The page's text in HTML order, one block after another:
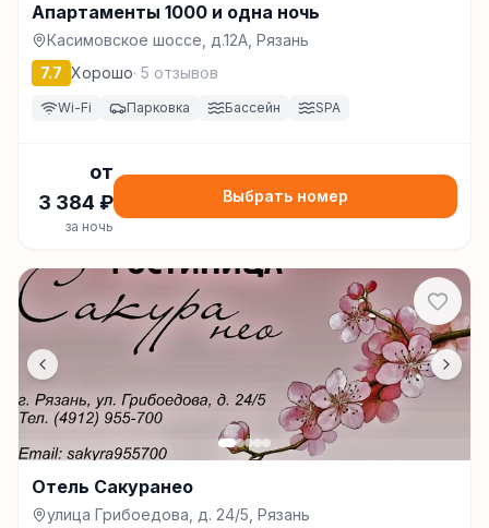
Апартаменты 1000 и одна ночь
Касимовское шоссе, д.12А, Рязань
7.7 Хорошо· 5 отзывов
Wi-Fi Парковка Бассейн SPA
от
3 384 ₽
за ночь
Выбрать номер
Отель Сакуранео
улица Грибоедова, д. 24/5, Рязань